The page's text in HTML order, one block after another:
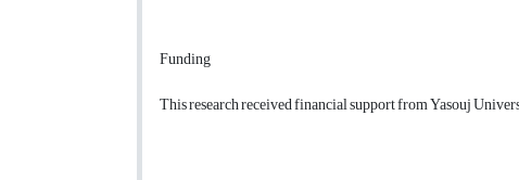
Funding
This research received financial support from Yasouj